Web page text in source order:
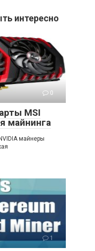
интересно
0
MSI
майнинга
майнеры
1